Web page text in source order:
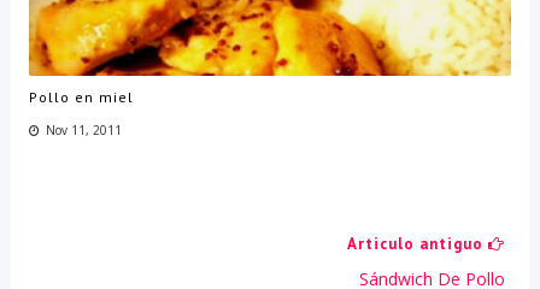
Pollo en miel
Nov 11, 2011
Articulo antiguo
Sándwich De Pollo